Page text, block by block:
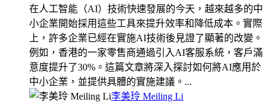
在人工智能（AI）技術快速發展的今天，越來越多的中
小企業開始採用這些工具來提升效率和降低成本。實際
上，許多企業已經在實施AI技術後見證了顯著的改變。
例如，香港的一家零售商通過引入AI客服系統，客戶滿
意度提升了30%。這篇文章將深入探討如何將AI應用於
中小企業，並提供具體的實施建議。...
李美玲 Meiling Li